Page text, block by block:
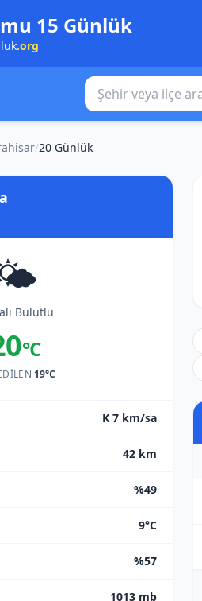
15 Günlük
.org
Şehir veya ilçe ara
/20 Günlük
Bulutlu
°C
19°C
K 7 km/sa
42 km
%49
9°C
%57
1013 mb